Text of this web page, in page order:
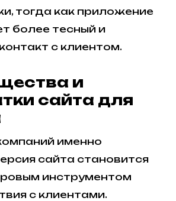
тогда как приложение
более тесный и
с клиентом.
и
сайта для
именно
сайта становится
инструментом
с клиентами.